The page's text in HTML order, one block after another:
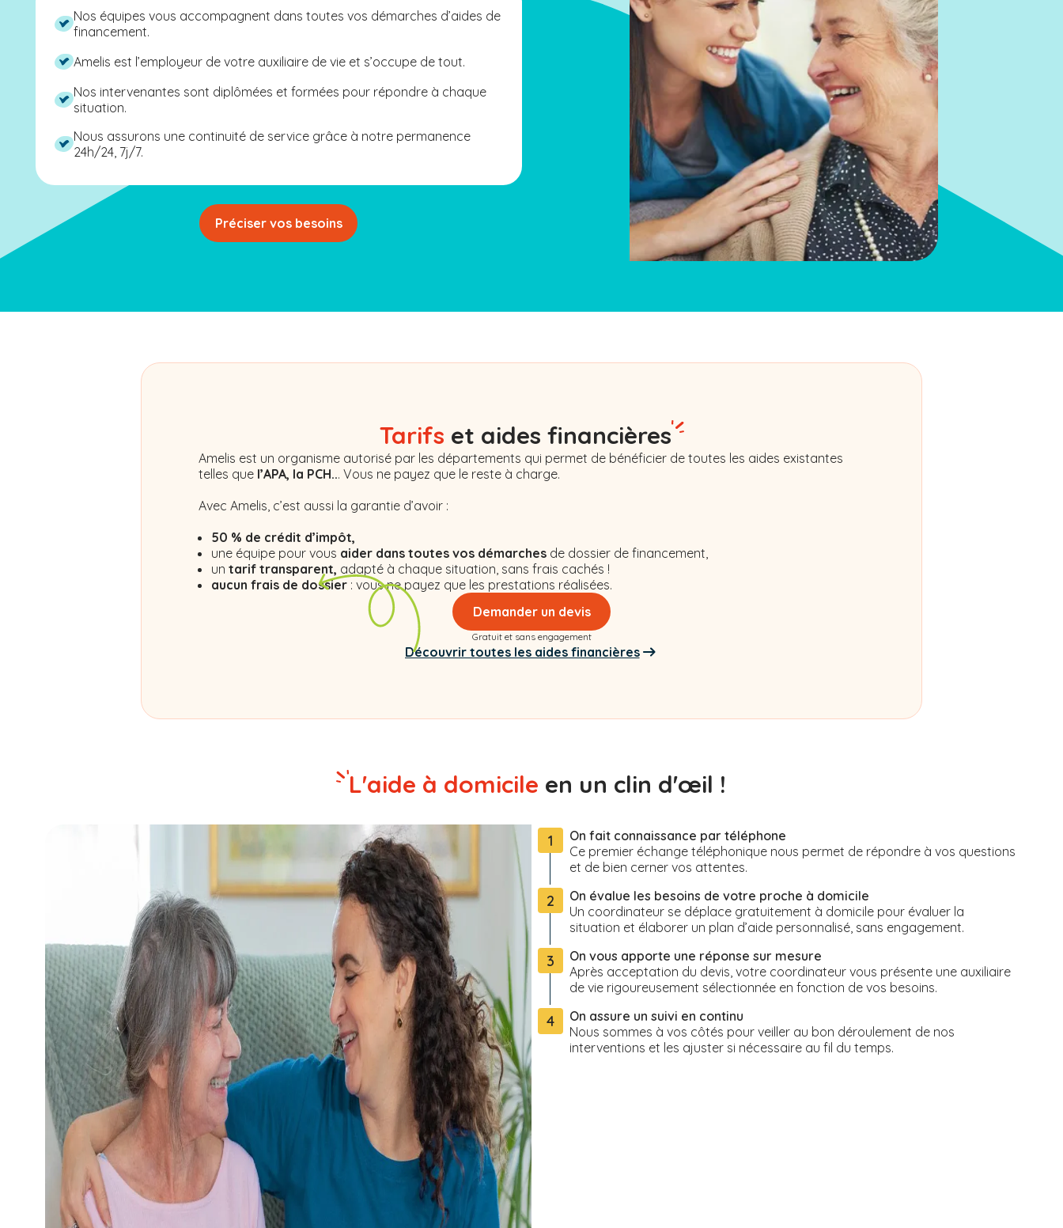
Nos équipes vous accompagnent dans toutes vos démarches d’aides de
financement.
Amelis est l’employeur de votre auxiliaire de vie et s’occupe de tout.
Nos intervenantes sont diplômées et formées pour répondre à chaque
situation.
Nous assurons une continuité de service grâce à notre permanence
24h/24, 7j/7.
Préciser vos besoins
Tarifs et aides financières
Amelis est un organisme autorisé par les départements qui permet de bénéficier de toutes les aides existantes
telles que l’APA, la PCH... Vous ne payez que le reste à charge.
Avec Amelis, c’est aussi la garantie d’avoir :
50 % de crédit d’impôt,
une équipe pour vous aider dans toutes vos démarches de dossier de financement,
un tarif transparent, adapté à chaque situation, sans frais cachés !
aucun frais de dossier : vous ne payez que les prestations réalisées.
Demander un devis
Gratuit et sans engagement
Découvrir toutes les aides financières
L'aide à domicile en un clin d'œil !
1
On fait connaissance par téléphone
Ce premier échange téléphonique nous permet de répondre à vos questions
et de bien cerner vos attentes.
2
On évalue les besoins de votre proche à domicile
Un coordinateur se déplace gratuitement à domicile pour évaluer la
situation et élaborer un plan d’aide personnalisé, sans engagement.
3
On vous apporte une réponse sur mesure
Après acceptation du devis, votre coordinateur vous présente une auxiliaire
de vie rigoureusement sélectionnée en fonction de vos besoins.
4
On assure un suivi en continu
Nous sommes à vos côtés pour veiller au bon déroulement de nos
interventions et les ajuster si nécessaire au fil du temps.